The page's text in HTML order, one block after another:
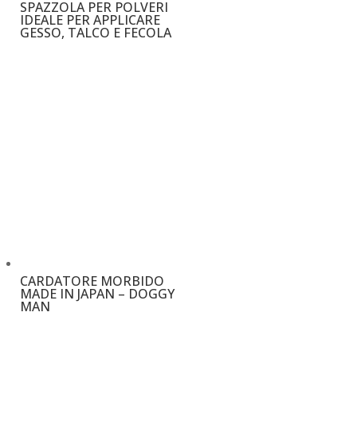
SPAZZOLA PER POLVERI
IDEALE PER APPLICARE
GESSO, TALCO E FECOLA
CARDATORE MORBIDO
MADE IN JAPAN – DOGGY
MAN